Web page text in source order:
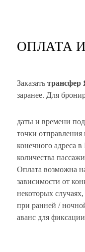
ОПЛАТА
Заказать трансфер
заранее. Для
даты и времени
точки отправления
конечного адреса в
количества
Оплата возможна
зависимости от
некоторых
при ранней /
аванс для